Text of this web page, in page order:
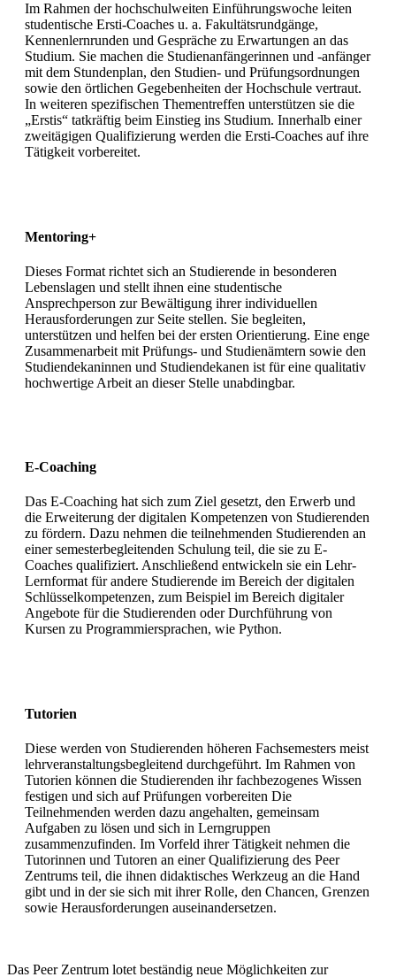
Im Rahmen der hochschulweiten Einführungswoche leiten
studentische Ersti-Coaches u. a. Fakultätsrundgänge,
Kennenlernrunden und Gespräche zu Erwartungen an das
Studium. Sie machen die Studienanfängerinnen und -anfänger
mit dem Stundenplan, den Studien- und Prüfungsordnungen
sowie den örtlichen Gegebenheiten der Hochschule vertraut.
In weiteren spezifischen Thementreffen unterstützen sie die
„Erstis“ tatkräftig beim Einstieg ins Studium. Innerhalb einer
zweitägigen Qualifizierung werden die Ersti-Coaches auf ihre
Tätigkeit vorbereitet.
Mentoring+
Dieses Format richtet sich an Studierende in besonderen
Lebenslagen und stellt ihnen eine studentische
Ansprechperson zur Bewältigung ihrer individuellen
Herausforderungen zur Seite stellen. Sie begleiten,
unterstützen und helfen bei der ersten Orientierung. Eine enge
Zusammenarbeit mit Prüfungs- und Studienämtern sowie den
Studiendekaninnen und Studiendekanen ist für eine qualitativ
hochwertige Arbeit an dieser Stelle unabdingbar.
E-Coaching
Das E-Coaching hat sich zum Ziel gesetzt, den Erwerb und
die Erweiterung der digitalen Kompetenzen von Studierenden
zu fördern. Dazu nehmen die teilnehmenden Studierenden an
einer semesterbegleitenden Schulung teil, die sie zu E-
Coaches qualifiziert. Anschließend entwickeln sie ein Lehr-
Lernformat für andere Studierende im Bereich der digitalen
Schlüsselkompetenzen, zum Beispiel im Bereich digitaler
Angebote für die Studierenden oder Durchführung von
Kursen zu Programmiersprachen, wie Python.
Tutorien
Diese werden von Studierenden höheren Fachsemesters meist
lehrveranstaltungsbegleitend durchgeführt. Im Rahmen von
Tutorien können die Studierenden ihr fachbezogenes Wissen
festigen und sich auf Prüfungen vorbereiten Die
Teilnehmenden werden dazu angehalten, gemeinsam
Aufgaben zu lösen und sich in Lerngruppen
zusammenzufinden. Im Vorfeld ihrer Tätigkeit nehmen die
Tutorinnen und Tutoren an einer Qualifizierung des Peer
Zentrums teil, die ihnen didaktisches Werkzeug an die Hand
gibt und in der sie sich mit ihrer Rolle, den Chancen, Grenzen
sowie Herausforderungen auseinandersetzen.
Das Peer Zentrum lotet beständig neue Möglichkeiten zur